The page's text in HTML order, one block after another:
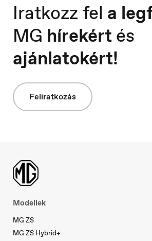
Italia
Italiano
Luxembourg
Iratkozz fel a
MG hírekértés
ajánlatokért!
Feliratkozás
Modellek
MG ZS
MG ZS Hybrid+